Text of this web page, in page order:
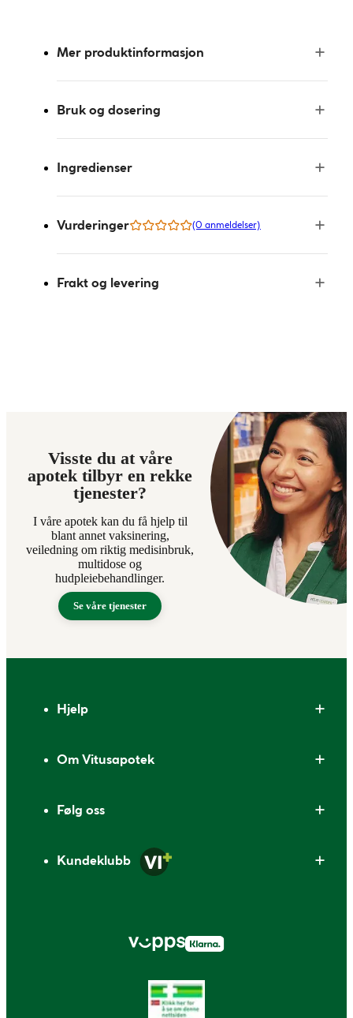
Mer produktinformasjon
Bruk og dosering
Ingredienser
Vurderinger (0 anmeldelser)
Frakt og levering
Visste du at våre
apotek tilbyr en rekke
tjenester?
I våre apotek kan du få hjelp til
blant annet vaksinering,
veiledning om riktig medisinbruk,
multidose og
hudpleiebehandlinger.
Se våre tjenester
Hjelp
Om Vitusapotek
Følg oss
Kundeklubb